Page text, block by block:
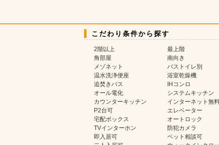
こだわり条件から探す
2階以上
最上階
角部屋
南向き
メゾネット
バストイレ別
温水洗浄便座
浴室乾燥機
追焚きバス
IHコンロ
オール電化
システムキッチン
カウンターキッチン
インターネット無
P2台可
エレベーター
宅配ボックス
オートロック
TVインターホン
防犯カメラ
即入居可
ペット相談可